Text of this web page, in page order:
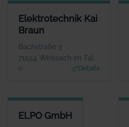
Elektrotechnik Kai
Braun
Bachstraße 3
71554 Weissach im Tal
Details
ELEKTROTECHNIK KAI BRAUN
Frau Franziska Braun
Www.elektrotechnik-kb.de
ELPO GmbH
ELPO GMBH